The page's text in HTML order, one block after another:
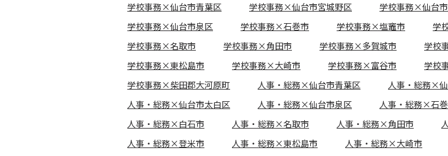
学校事務×仙台市青葉区
学校事務×仙台市宮城野区 学校事務×仙台
学校事務×仙台市泉区
学校事務×石巻市 学校事務×塩竈市 学
学校事務×名取市
学校事務×角田市 学校事務×多賀城市 学校
学校事務×東松島市
学校事務×大崎市 学校事務×富谷市 学校
学校事務×柴田郡大河原町
人事・総務×仙台市青葉区 人事・総務×
人事・総務×仙台市太白区
人事・総務×仙台市泉区 人事・総務×石
人事・総務×白石市
人事・総務×名取市 人事・総務×角田市
人事・総務×登米市
人事・総務×東松島市 人事・総務×大崎市